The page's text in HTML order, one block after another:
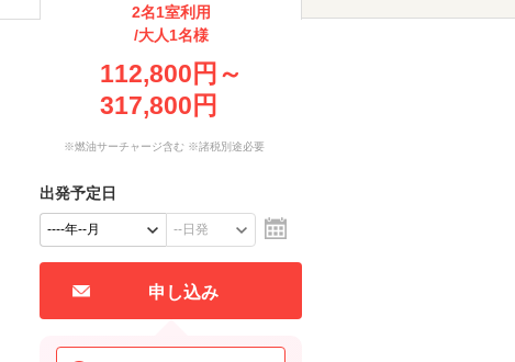
2名1室利用
/大人1名様
112,800円～
317,800円
※燃油サーチャージ含む ※諸税別途必要
出発予定日
申し込み